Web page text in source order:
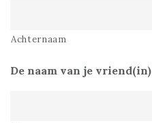
Achternaam
De naam van je vriend(in)